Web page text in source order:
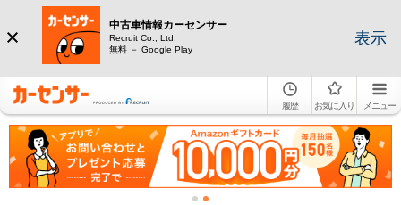
中古車情報カーセンサー
Recruit Co., Ltd.
無料 － Google Play
表示
履歴 お気に入り メニュー